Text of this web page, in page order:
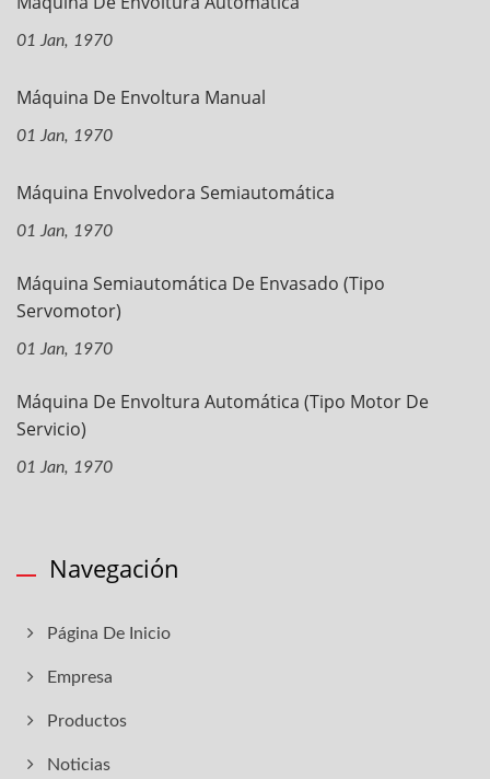
01 Jan, 1970
Máquina De Envoltura Manual
01 Jan, 1970
Máquina Envolvedora Semiautomática
01 Jan, 1970
Máquina Semiautomática De Envasado (tipo
Servomotor)
01 Jan, 1970
Máquina De Envoltura Automática (tipo Motor De
Servicio)
01 Jan, 1970
Navegación
Página De Inicio
Empresa
Productos
Noticias